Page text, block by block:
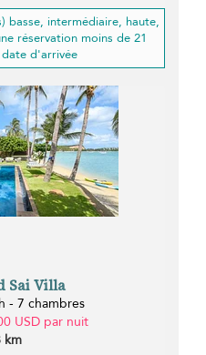
basse, intermédiaire, haute,
réservation moins de 21
d'arrivée
Sai Villa
- 7 chambres
USD par nuit
km